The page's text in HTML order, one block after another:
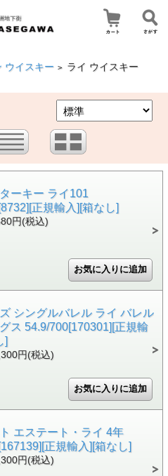
ウイスキー > ライ ウイスキー
ーキー ライ101
正規輸入][箱なし]
円(税込)
シングルバレル ライ バレル
ス 54.9/700[170301][正規輸
]
円(税込)
エステート・ライ 4年
正規輸入][箱なし]
円(税込)